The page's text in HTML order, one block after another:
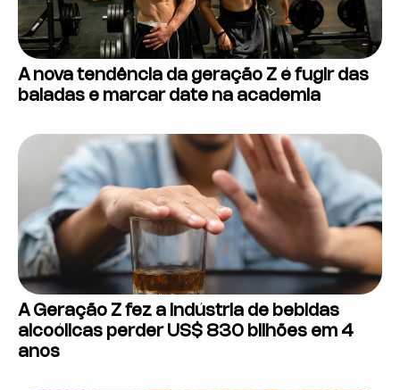
A nova tendência da geração Z é fugir das
baladas e marcar date na academia
A Geração Z fez a indústria de bebidas
alcoólicas perder US$ 830 bilhões em 4
anos